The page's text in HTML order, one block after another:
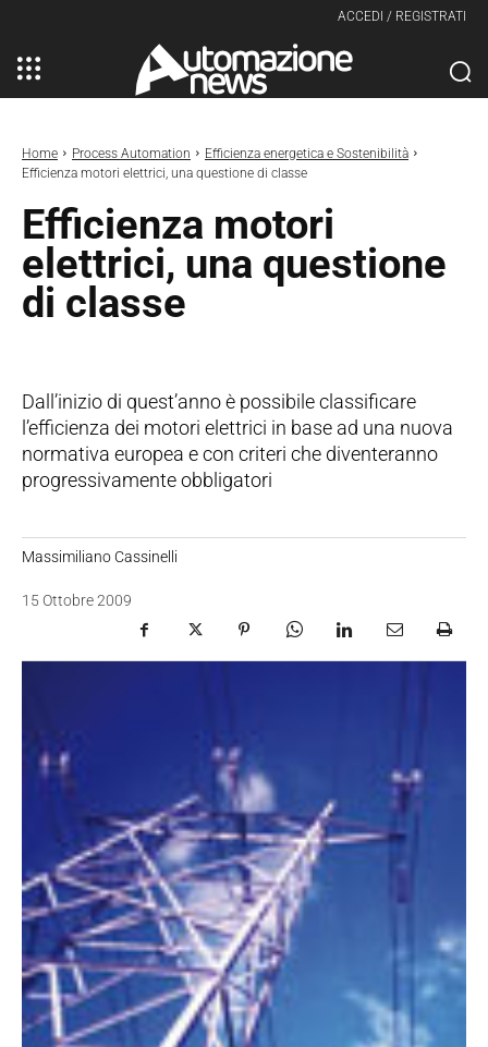
ACCEDI / REGISTRATI
Home Process Automation
Efficienza energetica e Sostenibilità
Efficienza motori elettrici, una questione di classe
Efficienza motori
elettrici, una questione
di classe
Dall’inizio di quest’anno è possibile classificare
l’efficienza dei motori elettrici in base ad una nuova
normativa europea e con criteri che diventeranno
progressivamente obbligatori
Massimiliano Cassinelli
15 Ottobre 2009